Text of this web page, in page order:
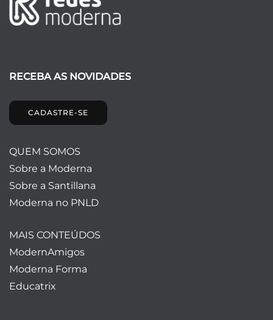
RECEBA AS NOVIDADES
CADASTRE-SE
QUEM SOMOS
Sobre a Moderna
Sobre a Santillana
Moderna no PNLD
MAIS CONTEÚDOS
ModernAmigos
Moderna Forma
Educatrix